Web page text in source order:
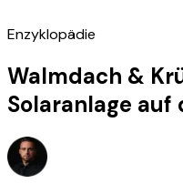
Enzyklopädie
Walmdach &
Solaranlage auf